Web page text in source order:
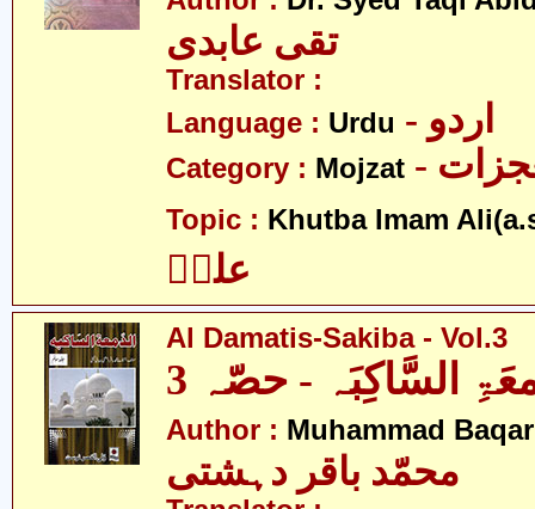
تقی عابدی
Translator :
Language : Urdu - اردو
Category : Mojzat
Topic : Khutba Imam
علیؑ
Al Damatis-Sakiba - Vol.3
السَّاکِبَہ - حصّہ 3
Author : Muhammad
محمّد باقر دہشتی